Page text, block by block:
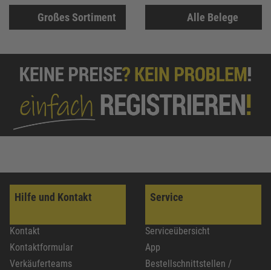
Großes Sortiment Alle Belege
Hilfe und Kontakt
Kontakt
Kontaktformular
Verkäuferteams
Service
Serviceübersicht
App
Bestellschnittstellen /